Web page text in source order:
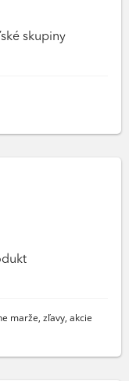
skupiny
marže, zľavy, akcie